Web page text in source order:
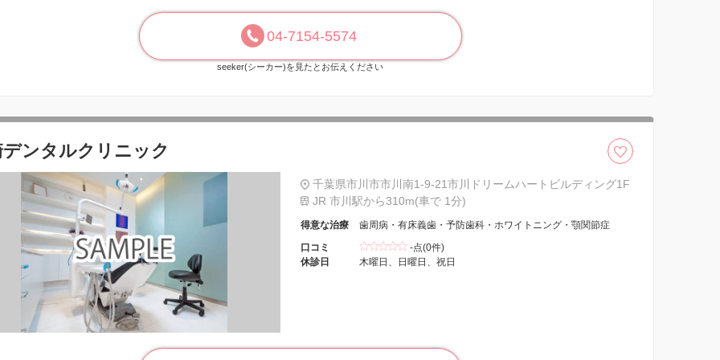
04-7154-5574
seeker(シーカー)を見たとお伝えください
ンタルクリニック
千葉県市川市市川南1-9-21市川ドリームハートビルディング1F
JR 市川駅から310m(車で 1分)
得意な治療
歯周病・有床義歯・予防歯科・ホワイトニング・顎関節症
口コミ
-点(0件)
休診日
木曜日、日曜日、祝日